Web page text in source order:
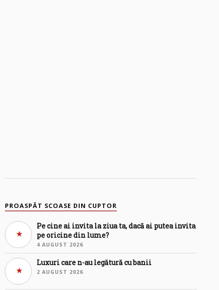
PROASPĂT SCOASE DIN CUPTOR
Pe cine ai invita la ziua ta, dacă ai putea invita
pe oricine din lume?
4 AUGUST 2026
Luxuri care n-au legătură cu banii
2 AUGUST 2026